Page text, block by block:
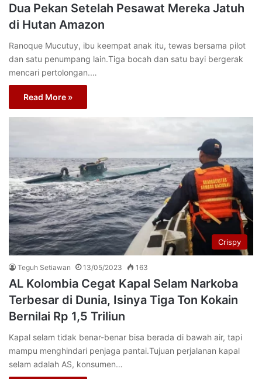
Dua Pekan Setelah Pesawat Mereka Jatuh
di Hutan Amazon
Ranoque Mucutuy, ibu keempat anak itu, tewas bersama pilot
dan satu penumpang lain.Tiga bocah dan satu bayi bergerak
mencari pertolongan.…
Read More »
Crispy
Teguh Setiawan 13/05/2023 163
AL Kolombia Cegat Kapal Selam Narkoba
Terbesar di Dunia, Isinya Tiga Ton Kokain
Bernilai Rp 1,5 Triliun
Kapal selam tidak benar-benar bisa berada di bawah air, tapi
mampu menghindari penjaga pantai.Tujuan perjalanan kapal
selam adalah AS, konsumen…